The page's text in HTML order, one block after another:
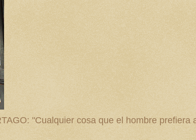
"Cualquier cosa que el hombre prefiera